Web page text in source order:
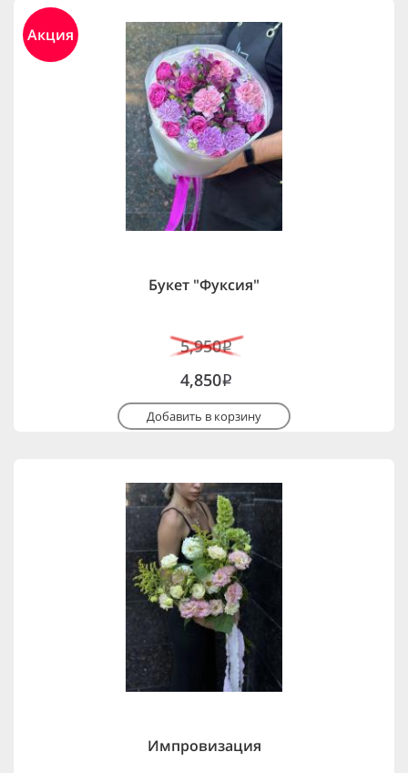
Акция
Букет "Фуксия"
5,950i
4,850i
Добавить в корзину
Импровизация